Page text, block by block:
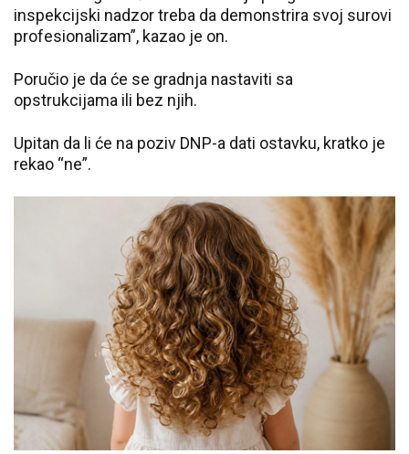
inspekcijski nadzor treba da demonstrira svoj surovi
profesionalizam”, kazao je on.
Poručio je da će se gradnja nastaviti sa
opstrukcijama ili bez njih.
Upitan da li će na poziv DNP-a dati ostavku, kratko je
rekao “ne”.